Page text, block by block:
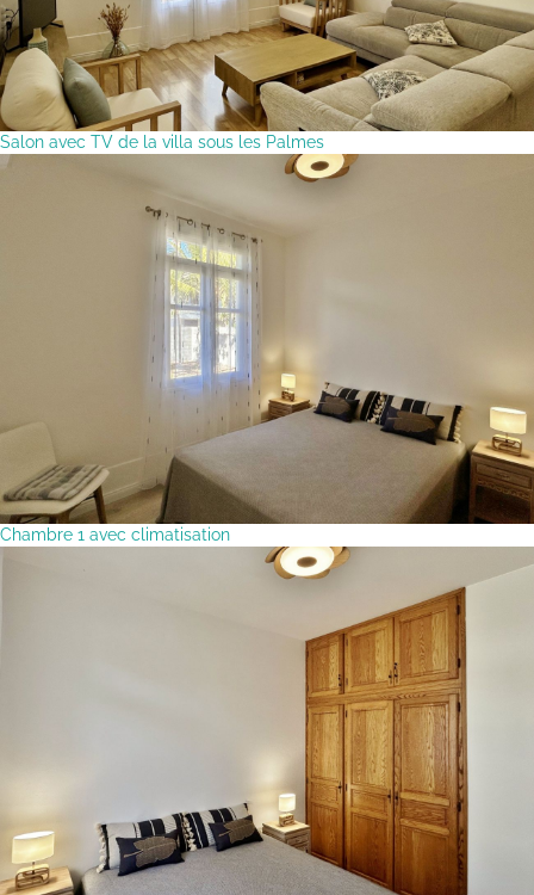
Salon avec TV de la villa sous les Palmes
Chambre 1 avec climatisation